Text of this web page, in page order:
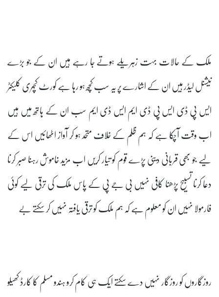
ملک کے حالات بہت زہریلے ہوتے جا رہے ہیں ان کے جو بڑے
نیشنل لیڈر ہیں ان کے اشارے پر یہ سب کچھ ہو رہا ہے کورٹ کچہری کلیکٹر
ایس پی ڈی ایس پی ڈی ایم ایس ڈی ایم سب ان کے ہاتھ میں ہیں
اب وقت آچکا ہے کہ ہم ظلم کے خلاف متحد ہو کر آواز اٹھائیں اس کے
لیے جو بھی قربانی دینی پڑے قوم کو تیار کریں اب مزید خاموش رہنا صبر کرنا
دعا کرنا تسبیح پڑھنا کافی نہیں بی جے پی کے پاس ملک کی ترقی لیے کوئی
فارمولا نہیں ان کو معلوم ہے کہ ہم ملک کو ترقی یافتہ نہیں کر سکتے بے
روزگاروں کو روزگار نہیں دے سکتے ایک ہی کام کرو ہندو مسلم کا کارڈ کھیلو